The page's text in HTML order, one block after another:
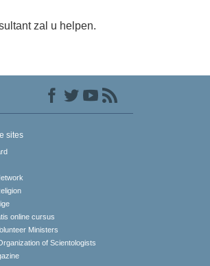
zal u helpen.
sites
online cursus
Ministers
of Scientologists